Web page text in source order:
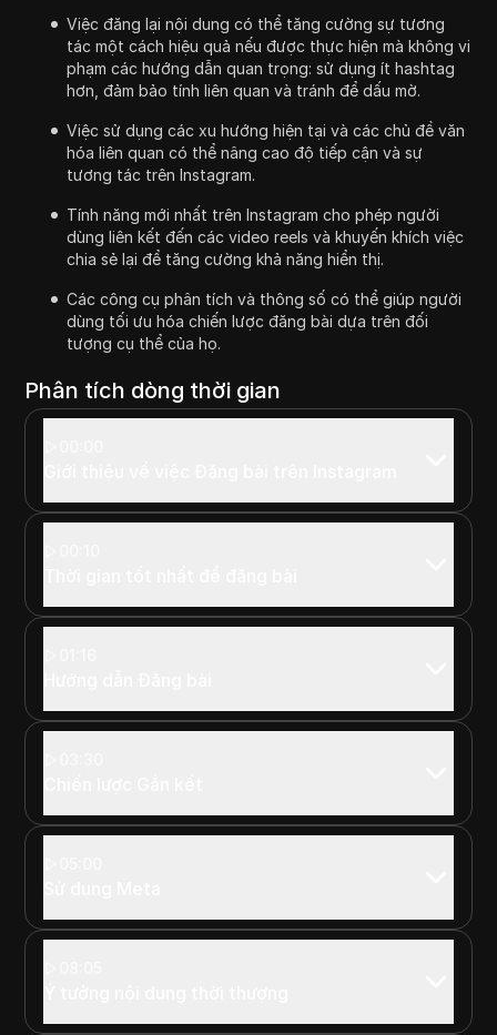
Việc đăng lại nội dung có thể tăng cường sự tương
tác một cách hiệu quả nếu được thực hiện mà không vi
phạm các hướng dẫn quan trọng: sử dụng ít hashtag
hơn, đảm bảo tính liên quan và tránh để dấu mờ.
Việc sử dụng các xu hướng hiện tại và các chủ đề văn
hóa liên quan có thể nâng cao độ tiếp cận và sự
tương tác trên Instagram.
Tính năng mới nhất trên Instagram cho phép người
dùng liên kết đến các video reels và khuyến khích việc
chia sẻ lại để tăng cường khả năng hiển thị.
Các công cụ phân tích và thông số có thể giúp người
dùng tối ưu hóa chiến lược đăng bài dựa trên đối
tượng cụ thể của họ.
Phân tích dòng thời gian